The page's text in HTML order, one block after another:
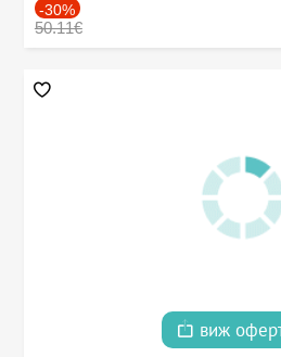
-30%
50.11€
виж